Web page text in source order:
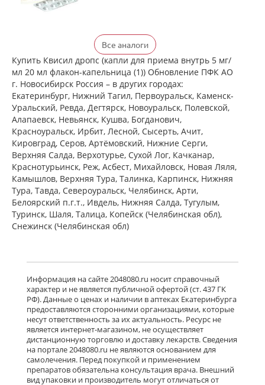
Ксизал (таблетки покрытые
пленочной оболочкой 5 мг N14) ЮСБ
Фаршим С.А. - Швейцария
Нет в аптеках города
Ксизал (таблетки покрытые
пленочной оболочкой 5 мг N7) ЮСБ
Фаршим С.А. - Швейцария
Нет в аптеках города
Ксизал (капли для приема внутрь 5
мг/мл 10 мл, флакон-капельница)
ЮСБ Фаршим С.А., Эйсика
Фармасьютикалз С.р.Л. - Италия
Нет в аптеках города
Гленцет (таблетки покрытые
пленочной оболочкой 5 мг N10)
Гленмарк Дженерикс Лимитед -
Индия
Нет в аптеках города
Гленцет (таблетки покрытые
пленочной оболочкой 5 мг N14)
Гленмарк Дженерикс Лимитед -
Индия
Нет в аптеках города
Все аналоги
Купить Квисил дропс (капли для приема внутрь 5 мг/
мл 20 мл флакон-капельница (1)) Обновление ПФК АО
г. Новосибирск Россия – в других городах:
Екатеринбург, Нижний Тагил, Первоуральск, Каменск-
Уральский, Ревда, Дегтярск, Новоуральск, Полевской,
Алапаевск, Невьянск, Кушва, Богданович,
Красноуральск, Ирбит, Лесной, Сысерть, Ачит,
Кировград, Серов, Артёмовский, Нижние Cерги,
Верхняя Салда, Верхотурье, Сухой Лог, Качканар,
Краснотурьинск, Реж, Асбест, Михайловск, Новая Ляля,
Камышлов, Верхняя Тура, Талинка, Карпинск, Нижняя
Тура, Тавда, Североуральск, Челябинск, Арти,
Белоярский п.г.т., Ивдель, Нижняя Салда, Тугулым,
Туринск, Шаля, Талица, Копейск (Челябинская обл),
Снежинск (Челябинская обл)
Информация на сайте 2048080.ru носит справочный
характер и не является публичной офертой (ст. 437 ГК
РФ). Данные о ценах и наличии в аптеках Екатеринбурга
предоставляются сторонними организациями, которые
несут ответственность за их актуальность. Ресурс не
является интернет-магазином, не осуществляет
дистанционную торговлю и доставку лекарств. Сведения
на портале 2048080.ru не являются основанием для
самолечения. Перед покупкой и применением
препаратов обязательна консультация врача. Внешний
вид упаковки и производитель могут отличаться от